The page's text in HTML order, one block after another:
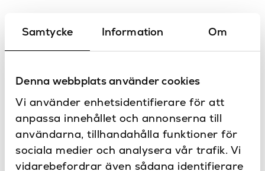
Samtycke Information Om
Denna webbplats använder cookies
Vi använder enhetsidentifierare för att
anpassa innehållet och annonserna till
användarna, tillhandahålla funktioner för
sociala medier och analysera vår trafik. Vi
vidarebefordrar även sådana identifierare
Mått:B 170 mm H 300 mm D 70 mm
Bredd (mm) 170
Dimbar Ja
Djup (mm)
Kontakta oss
Har du frågor eller vill du göra en